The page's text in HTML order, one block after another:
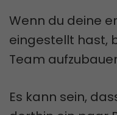
Wenn du deine
eingestellt hast,
Team
Es kann sein,